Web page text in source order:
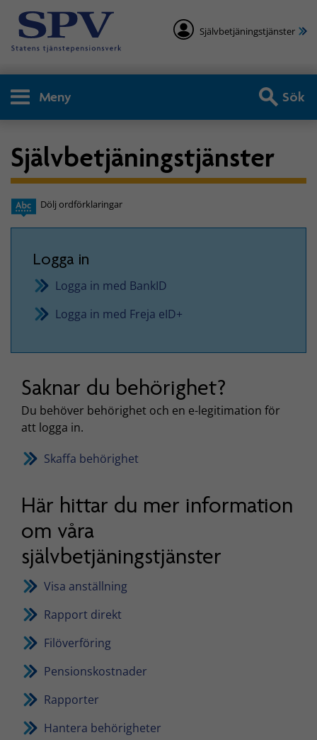
Självbetjäningstjänster
Meny Sök
Självbetjäningstjänster
Dölj ordförklaringar
Logga in
Logga in med BankID
Logga in med Freja eID+
Saknar du behörighet?
Du behöver behörighet och en e-legitimation för
att logga in.
Skaffa behörighet
Här hittar du mer information
om våra
självbetjäningstjänster
Visa anställning
Rapport direkt
Filöverföring
Pensionskostnader
Rapporter
Hantera behörigheter